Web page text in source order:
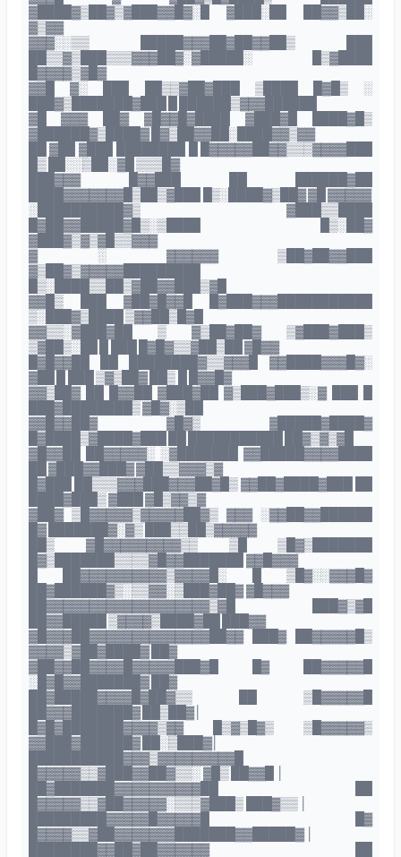
▓████▓▒██▓▒▓███▓▓█▓░█ ▓███░██ ██▓▓▒██░
▓▒▓▓
▓▓▓░░▒▒ █████▓▓▓██▓██▓▓██▒ ███
██▒▒▓▒███▒▒▒▓▓▓██▓░▓█████░ █▒▓████
█▓▓▓▓▒▓█▓
▓▓█ ▓░ ███ ██▒▒▓██▓███ ▒████ █▓█▒ ░
███▓▒███████▓███ █ ██████▒▓▓▓██████
▓█ ▓▓▓ ██▓ ▓█▓▓█▓████ ▓███▓█ ████▓█▒
▓██████▓▒████▓ █▓▒██▓▓██░████▓▓▒▓▓
██ ▓██ ▓███ ████████ █ █▓▓▓▓▓██▓▓▒▒▒▓▓▓▓███
█▒ ██░░▒██░▓█ ▒▒▒█▓
███▓▓▓ █▓▓███ ██ ██████▓██
████▓▓▓▓▓▓▓█▒██▒▓███ █▒░████▓▒██▓ ▓█ ▓▓▓▓▓
░██████████▓▒ ▓███▒▒████
█▓██▓▓█████▓█▒░▒████ █▒░██▓
▓███▓▒▓▒▓█▒▒▓▓▓
▓ ░ ▓▓▓▓▓▓ ▒██▓██▓▓███
▓▒██▓▒▓▓▓▓▓█████████
█▒░████▒▒██▒▓██▓▓███▒▓█
▓▓█▒ ███ ▓██▓█▓▓█ █▓███▓▓▓███████████
▒░███▓▒████ ▒▓▓██▒█▓█
▓▓▒▒░▓███▓██ ▒ ▓▒██▓██▓ ▒▓███▓███▒
▒▓██▒░██ █ ███ █▓█▓▒▒▓██▒██ ▓█▓▓
█▓█▓▓██ ██ ████████▓▒▒▓▓▓█ ▓▓████▓▓▓█▓░
▓██ █ ███ ▒▓▒██▓ ██▒ █ █▓▓█▓
▓▓▒██▓ ██ █▓▓██ ▓███▓██ ▓▒███▓███▒░▓ ███ █
███▓████████▒ ▓█▓░▒██
▓▓█▓▓██▓ ▓█▓▒ ▓█████▓████▓
█▓████▒▓████▓███ ██ ███████████ ██▓▒▓▒▓█
▓█▓▓██ ██▓▓▓▓▓░ ░▓███████ ▓▓█████▓▓▓▓████
██ ▓███▓▓███▓ ▓██▒▒▓▓▓▒▓
█▓███ ██▒▒▒▓▓▓███▓▓▓██▓█▒ ▓▓██▓████▓███ ██
████▓███▒ ▓███ ▓█▒▓▓▒▓
▓██▓ ▒█▓▓▓▓▓▒▓▓▓▓▓██▓▒ ▓▓▓ ░▓▓██▓▓██████
█▓ ███████▓░▓▒ ███▒▒██▒▓▓▓▓▓
██▒ ▓█▓▓▓▓▓▓▓▓▓▒▒ ▒█ ▒█▓▒███████
█▓▒███████▒▒▒▒▓█▓▓███████ ▓▓█▓▓▓
█ ██▓▓▓▓▓▓▓▓▓▓▒▓▓▓▓█░ █ ▒█▓░░▓▓▓█▓
██▓██████▓▒░▒▒▓▓░▒███▓██▓ ▓█▓▓▓
██▓▓▓▓▓▓▓▓▓▓▓▓▓▓▓▓▓▓▓▒▓█ ███▓▒▓█
██▓▓█████ ▒▓▓▓▓▒████▓██ ███▓▓
▓█▓▓▓██▓▓▓▓▓▓▓▓▓▓▓▓▓▓██▓▓ ███▓ ██▓▓▓▓▓█▒
▓▓▓▓▒▓██▓████▓ ██▓
▓██▓▓██▓▓▓▓█▓▓▓▓▓███▓█ █▓ ██▓▓▓▓▓█
░█▓█▓▓███████▓ ██▓
██▓█████▓▓▓▓█▓██▓▒▒ ██ ▒█▓▓▓▓▓█
██▓▓▓███████▓ ██▒██▓│
█▓█▓███████▓▓▓▓▒▓▓ █▒▓▒█▓▒ ▒█▓▓▓▓▓▒
▓▓███▓██████▓ ██░▒███▓│
███████████▓▓▓▒▓▓▓▓▓▓▓▓▓█
█▓▓▓▓▓▒▒▓███▓▓██▓▒▒░ ▓█▒ ██▓▓█ │
██▓███████▓▓▓▓▓▓▓▓▓▓██ ██
█▓▓▓▓▓▒▒▓██▓▓▓▓▓░▒▒▒▓███▒ ███▓▒▒ │
█████████▓▓▓▓▓█▓▓▓▓▓█ █▓
█▓▓▓▓▒▒▓██▓▓▓▓▓▓▓███████▓▓█████▓ │
████████▓▓██▓██▓▓▓▓▓▓ ██